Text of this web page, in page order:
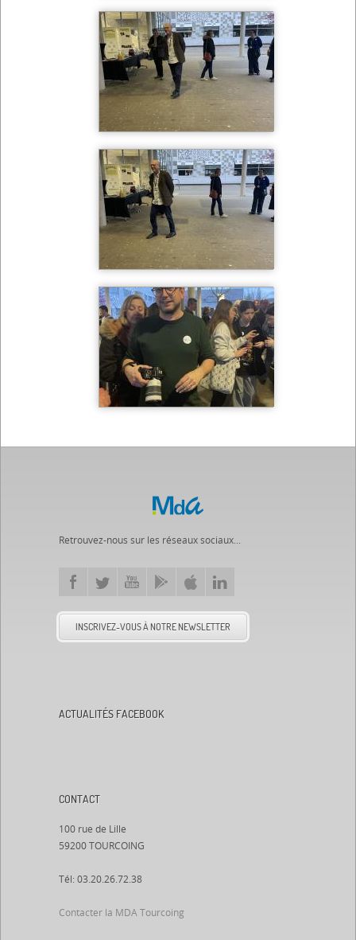
Retrouvez-nous sur les réseaux sociaux...
INSCRIVEZ-VOUS À NOTRE NEWSLETTER
ACTUALITÉS FACEBOOK
CONTACT
100 rue de Lille
59200 TOURCOING
Tél: 03.20.26.72.38
Contacter la MDA Tourcoing